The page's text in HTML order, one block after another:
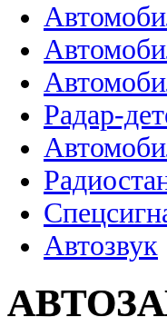
Радар-
Автозвук